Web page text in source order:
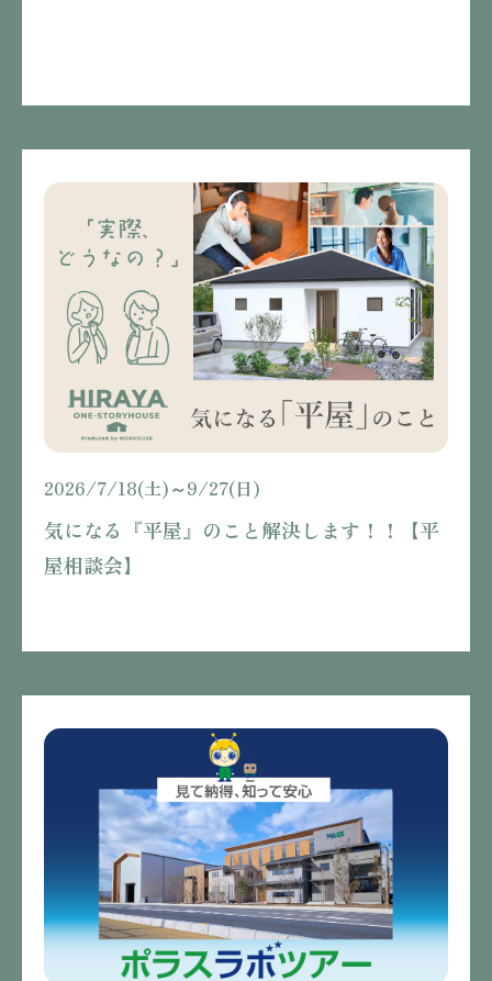
2026/7/18(土)～9/27(日)
気になる『平屋』のこと解決します！！【平
屋相談会】